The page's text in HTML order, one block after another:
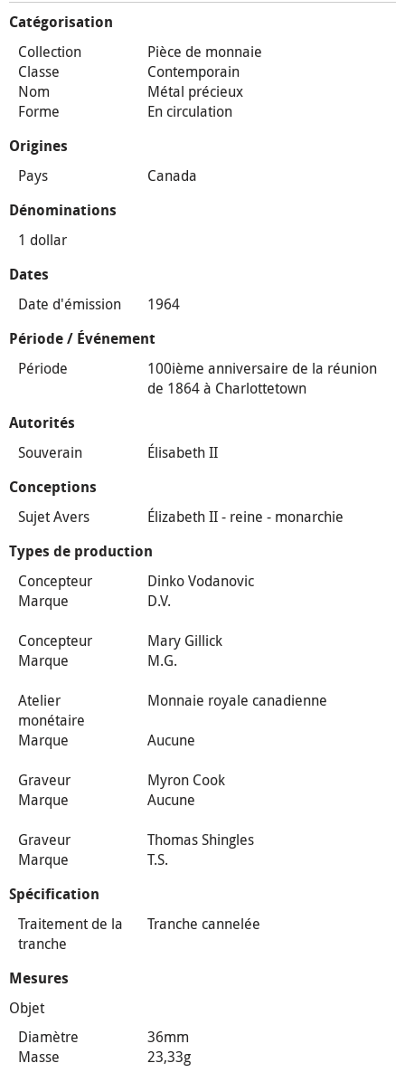
Catégorisation
Collection
Pièce de monnaie
Classe
Contemporain
Nom
Métal précieux
Forme
En circulation
Origines
Pays Canada
Dénominations
1 dollar
Dates
Date d'émission 1964
Période / Événement
Période
100ième anniversaire de la réunion
de 1864 à Charlottetown
Autorités
Souverain Élisabeth II
Conceptions
Sujet Avers Élizabeth II - reine - monarchie
Types de production
Concepteur
Dinko Vodanovic
Marque
D.V.
Concepteur
Mary Gillick
Marque
M.G.
Atelier
monétaire
Monnaie royale canadienne
Marque
Aucune
Graveur
Myron Cook
Marque
Aucune
Graveur
Thomas Shingles
Marque
T.S.
Spécification
Traitement de la
tranche
Tranche cannelée
Mesures
Objet
Diamètre
36mm
Masse
23,33g